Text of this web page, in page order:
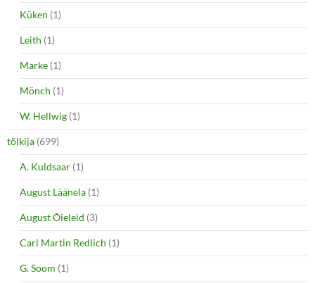
Küken (1)
Leith (1)
Marke (1)
Mönch (1)
W. Hellwig (1)
tõlkija (699)
A. Kuldsaar (1)
August Läänela (1)
August Õieleid (3)
Carl Martin Redlich (1)
G. Soom (1)